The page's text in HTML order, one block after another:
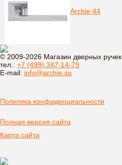
Archie 44
© 2009-2026 Магазин дверных ручек
тел.: +7 (499) 347-14-79
E-mail: info@archie.su
Политика конфиденциальности
Полная версия сайта
Карта сайта